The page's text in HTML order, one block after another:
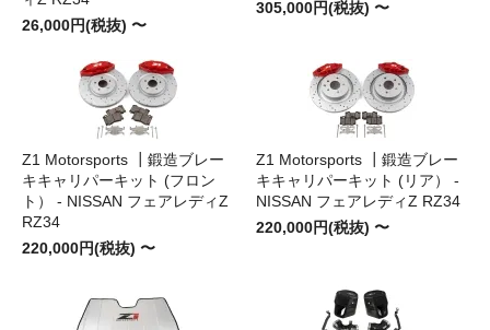
26,000円(税抜) 〜
305,000円(税抜) 〜
Z1 Motorsports ┃鍛造ブレー
キキャリパーキット (フロン
ト） - NISSAN フェアレディZ
RZ34
220,000円(税抜) 〜
Z1 Motorsports ┃鍛造ブレー
キキャリパーキット (リア） -
NISSAN フェアレディZ RZ34
220,000円(税抜) 〜